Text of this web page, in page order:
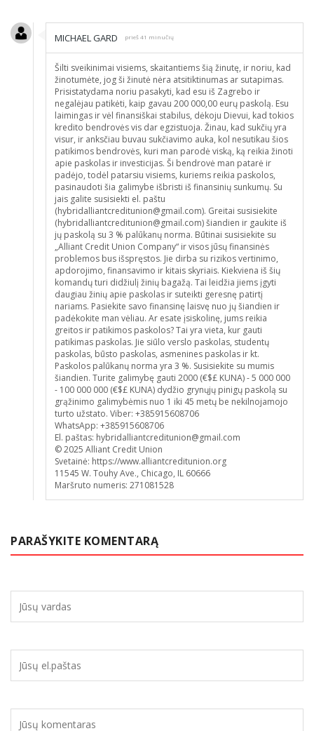
MICHAEL GARD prieš 41 minučių
Šilti sveikinimai visiems, skaitantiems šią žinutę, ir noriu, kad
žinotumėte, jog ši žinutė nėra atsitiktinumas ar sutapimas.
Prisistatydama noriu pasakyti, kad esu iš Zagrebo ir
negalėjau patikėti, kaip gavau 200 000,00 eurų paskolą. Esu
laimingas ir vėl finansiškai stabilus, dėkoju Dievui, kad tokios
kredito bendrovės vis dar egzistuoja. Žinau, kad sukčių yra
visur, ir anksčiau buvau sukčiavimo auka, kol nesutikau šios
patikimos bendrovės, kuri man parodė viską, ką reikia žinoti
apie paskolas ir investicijas. Ši bendrovė man patarė ir
padėjo, todėl patarsiu visiems, kuriems reikia paskolos,
pasinaudoti šia galimybe išbristi iš finansinių sunkumų. Su
jais galite susisiekti el. paštu
(hybridalliantcreditunion@gmail.com). Greitai susisiekite
(hybridalliantcreditunion@gmail.com) šiandien ir gaukite iš
jų paskolą su 3 % palūkanų norma. Būtinai susisiekite su
„Alliant Credit Union Company“ ir visos jūsų finansinės
problemos bus išspręstos. Jie dirba su rizikos vertinimo,
apdorojimo, finansavimo ir kitais skyriais. Kiekviena iš šių
komandų turi didžiulį žinių bagažą. Tai leidžia jiems įgyti
daugiau žinių apie paskolas ir suteikti geresnę patirtį
nariams. Pasiekite savo finansinę laisvę nuo jų šiandien ir
padėkokite man vėliau. Ar esate įsiskolinę, jums reikia
greitos ir patikimos paskolos? Tai yra vieta, kur gauti
patikimas paskolas. Jie siūlo verslo paskolas, studentų
paskolas, būsto paskolas, asmenines paskolas ir kt.
Paskolos palūkanų norma yra 3 %. Susisiekite su mumis
šiandien. Turite galimybę gauti 2000 (€$£ KUNA) - 5 000 000
- 100 000 000 (€$£ KUNA) dydžio grynųjų pinigų paskolą su
grąžinimo galimybėmis nuo 1 iki 45 metų be nekilnojamojo
turto užstato. Viber: +385915608706
WhatsApp: +385915608706
El. paštas: hybridalliantcreditunion@gmail.com
© 2025 Alliant Credit Union
Svetainė: https://www.alliantcreditunion.org
11545 W. Touhy Ave., Chicago, IL 60666
Maršruto numeris: 271081528
PARAŠYKITE KOMENTARĄ